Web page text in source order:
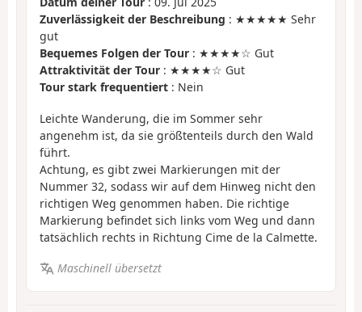
Zuverlässigkeit der Beschreibung : ★★★★★ Sehr
gut
Bequemes Folgen der Tour : ★★★★☆ Gut
Attraktivität der Tour : ★★★★☆ Gut
Tour stark frequentiert : Nein
Leichte Wanderung, die im Sommer sehr
angenehm ist, da sie größtenteils durch den Wald
führt.
Achtung, es gibt zwei Markierungen mit der
Nummer 32, sodass wir auf dem Hinweg nicht den
richtigen Weg genommen haben. Die richtige
Markierung befindet sich links vom Weg und dann
tatsächlich rechts in Richtung Cime de la Calmette.
Maschinell übersetzt